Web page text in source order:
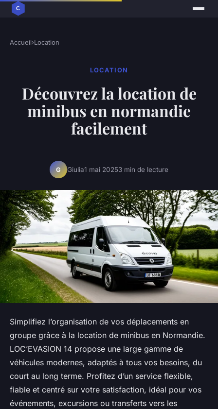
Accueil›Location
LOCATION
Découvrez la location de
minibus en normandie
facilement
G Giulia1 mai 20253 min de lecture
Simplifiez l’organisation de vos déplacements en
groupe grâce à la location de minibus en Normandie.
LOC’EVASION 14 propose une large gamme de
véhicules modernes, adaptés à tous vos besoins, du
court au long terme. Profitez d’un service flexible,
fiable et centré sur votre satisfaction, idéal pour vos
événements, excursions ou transferts vers les